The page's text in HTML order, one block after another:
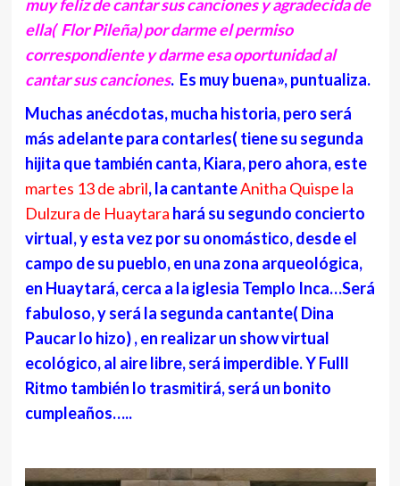
muy feliz de cantar sus canciones y agradecida de
ella( Flor Pileña) por darme el permiso
correspondiente y darme esa oportunidad al
cantar sus canciones. Es muy buena», puntualiza.
Muchas anécdotas, mucha historia, pero será
más adelante para contarles( tiene su segunda
hijita que también canta, Kiara, pero ahora, este
martes 13 de abril, la cantanteAnitha Quispe la
Dulzura de Huaytara hará su segundo concierto
virtual, y esta vez por su onomástico, desde el
campo de su pueblo, en una zona arqueológica,
en Huaytará, cerca a la iglesia Templo Inca…Será
fabuloso, y será la segunda cantante( Dina
Paucar lo hizo) , en realizar un show virtual
ecológico, al aire libre, será imperdible. Y Fulll
Ritmo también lo trasmitirá, será un bonito
cumpleaños…..